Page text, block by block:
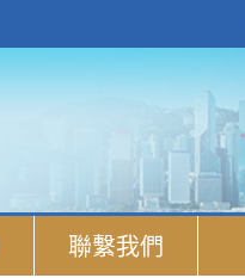
聯繫我們